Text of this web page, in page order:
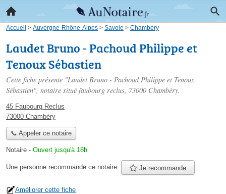
Accueil > Auvergne-Rhône-Alpes > Savoie > Chambéry
Laudet Bruno - Pachoud Philippe et
Tenoux Sébastien
Cette fiche présente "Laudet Bruno - Pachoud Philippe et Tenoux
Sébastien", notaire situé faubourg reclus, 73000 Chambéry.
45 Faubourg Reclus
73000 Chambéry
📞 Appeler ce notaire
Notaire - Ouvert jusqu'à 18h
Une personne recommande ce notaire. Je recommande
Améliorer cette fiche